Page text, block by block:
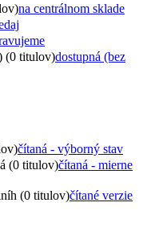
na centrálnom sklade
(0 titulov)dostupná (bez
čítaná - výborný stav
(0 titulov)čítaná - mierne
(0 titulov)čítané verzie